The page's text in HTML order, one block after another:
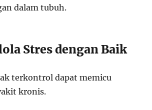
dalam tubuh.
Stres dengan Baik
terkontrol dapat memicu
kronis.